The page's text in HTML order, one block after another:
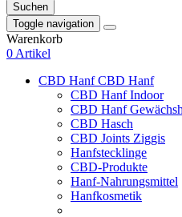
Suchen
Toggle navigation
Warenkorb
0 Artikel
CBD HanfCBD Hanf
CBD Hanf Indoor
CBD Hanf
CBD Hasch
CBD Joints Ziggis
Hanfstecklinge
CBD-Produkte
Hanf-Nahrungsmittel
Hanfkosmetik